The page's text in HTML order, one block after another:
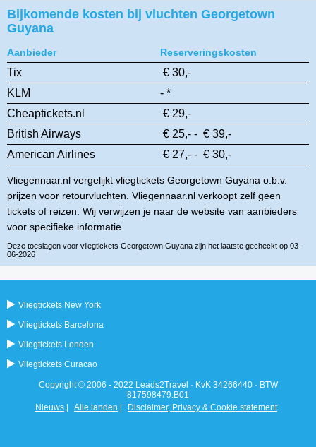
Bijkomende kosten bij vluchten Georgetown
Guyana
Aanbieder Reserveringskosten
Tix
€ 30,-
KLM
- *
Cheaptickets.nl
€ 29,-
British Airways
€ 25,- - € 39,-
American Airlines
€ 27,- - € 30,-
Vliegennaar.nl vergelijkt vliegtickets Georgetown Guyana o.b.v.
prijzen voor retourvluchten. Vliegennaar.nl verkoopt zelf geen
tickets of reizen. Wij verwijzen je naar de website van aanbieders
voor specifieke informatie.
Deze toeslagen voor vliegtickets Georgetown Guyana zijn het laatste gecheckt op 03-
06-2026
Vliegtickets New York
Vliegtickets Barcelona
Vliegtickets Londen
Vliegtickets Curacao
Copyright © 2006 - 2022 Leads2Travel · KvK 34266440 · BTW
817598479.B01
Nieuws
Alle landen Disclaimer, Privacy & Cookie statement